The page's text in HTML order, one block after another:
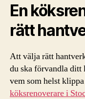
En
rätt
Att välja rätt
du ska förvandla ditt
vem som helst
köksrenoverare i